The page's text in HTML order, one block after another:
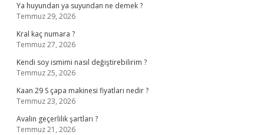
Ya huyundan ya suyundan ne demek ?
Temmuz 29, 2026
Kral kaç numara ?
Temmuz 27, 2026
Kendi soy ismimi nasıl değiştirebilirim ?
Temmuz 25, 2026
Kaan 29 S çapa makinesi fiyatları nedir ?
Temmuz 23, 2026
Avalin geçerlilik şartları ?
Temmuz 21, 2026